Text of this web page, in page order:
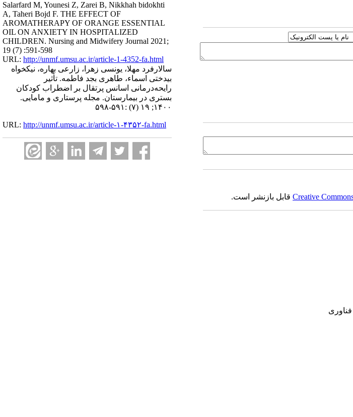
Salarfard M, Younesi Z, Zarei B, Nikkhah bidokhti
A, Taheri Bojd F. THE EFFECT OF
AROMATHERAPY OF ORANGE ESSENTIAL
OIL ON ANXIETY IN HOSPITALIZED
CHILDREN. Nursing and Midwifery Journal 2021;
19 (7) :591-598
URL: http://unmf.umsu.ac.ir/article-1-4352-fa.html
سالارفرد مهلا، یونسی زهرا، زارعی بهاره، نیکخواه
بیدختی اسماء، طاهری بجد فاطمه. تأثیر
رایحه‌درمانی اسانس پرتقال بر اضطراب کودکان
بستری در بیمارستان. مجله پرستاری و مامایی.
۱۴۰۰; ۱۹ (۷) :۵۹۱-۵۹۸
URL: http://unmf.umsu.ac.ir/article-۱-۴۳۵۲-fa.html
Creativeقابل بازنشر است.